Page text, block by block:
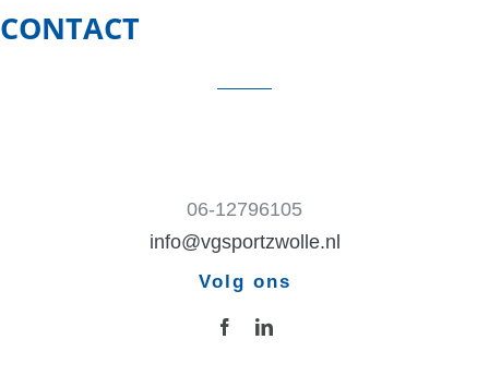
CONTACT
06-12796105
info@vgsportzwolle.nl
Volg ons